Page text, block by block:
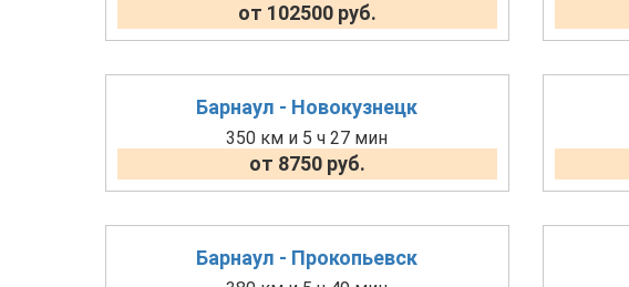
от 102500 руб.
Барнаул - Новокузнецк
350 км и 5 ч 27 мин
от 8750 руб.
Барнаул - Прокопьевск